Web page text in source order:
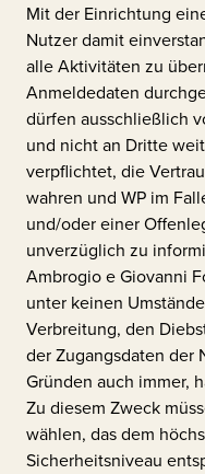
Mit der Einrichtung
Nutzer damit
alle Aktivitäten zu
Anmeldedaten
dürfen ausschließlich
und nicht an Dritte
verpflichtet, die
wahren und WP im
und/oder einer
unverzüglich zu
Ambrogio e Giovanni
unter keinen
Verbreitung, den
der Zugangsdaten der
Gründen auch immer,
Zu diesem Zweck
wählen, das dem
Sicherheitsniveau